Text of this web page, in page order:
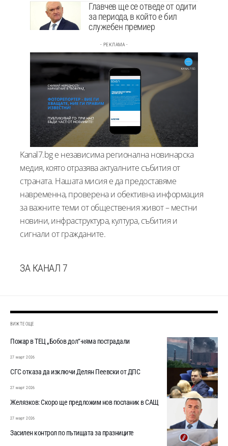
Главчев ще се отведе от одити
за периода, в който е бил
служебен премиер
- РЕКЛАМА -
Kanal7.bg е независима регионална новинарска
медия, която отразява актуалните събития от
страната. Нашата мисия е да предоставяме
навременна, проверена и обективна информация
за важните теми от обществения живот – местни
новини, инфраструктура, култура, събития и
сигнали от гражданите.
ЗА КАНАЛ 7
ВИЖТЕ ОЩЕ
Пожар в ТЕЦ „Бобов дол“-няма пострадали
27 март 2026
СГС отказа да изключи Делян Пеевски от ДПС
27 март 2026
Желязков: Скоро ще предложим нов посланик в САЩ
27 март 2026
Засилен контрол по пътищата за празниците